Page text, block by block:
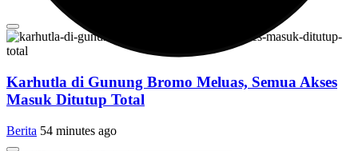
Karhutla di Gunung Bromo Meluas, Semua Akses
Masuk Ditutup Total
Berita 54 minutes ago